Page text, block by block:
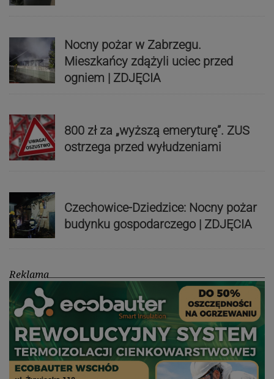
Nocny pożar w Zabrzegu.
Mieszkańcy zdążyli uciec przed
ogniem | ZDJĘCIA
800 zł za „wyższą emeryturę”. ZUS
ostrzega przed wyłudzeniami
Czechowice-Dziedzice: Nocny pożar
budynku gospodarczego | ZDJĘCIA
Reklama